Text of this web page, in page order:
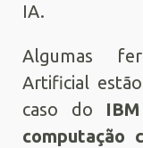
IA.
Algumas
Artificial
caso do
computação